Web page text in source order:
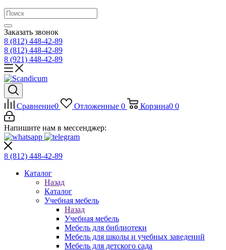
Заказать звонок
8 (812) 448-42-89
8 (812) 448-42-89
8 (921) 448-42-89
Сравнение0 Отложенные 0 Корзина0 0
Напишите нам в мессенджер:
8 (812) 448-42-89
Каталог
Назад
Каталог
Учебная мебель
Назад
Учебная мебель
Мебель для библиотеки
Мебель для школы и учебных заведений
Мебель для детского сада